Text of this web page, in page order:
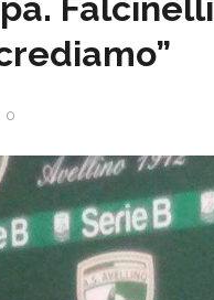
Falcinelli
0